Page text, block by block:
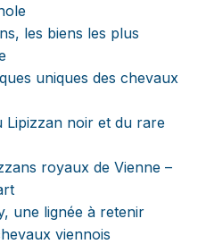
les biens les plus
uniques des chevaux
Lipizzan noir et du rare
royaux de Vienne –
une lignée à retenir
viennois